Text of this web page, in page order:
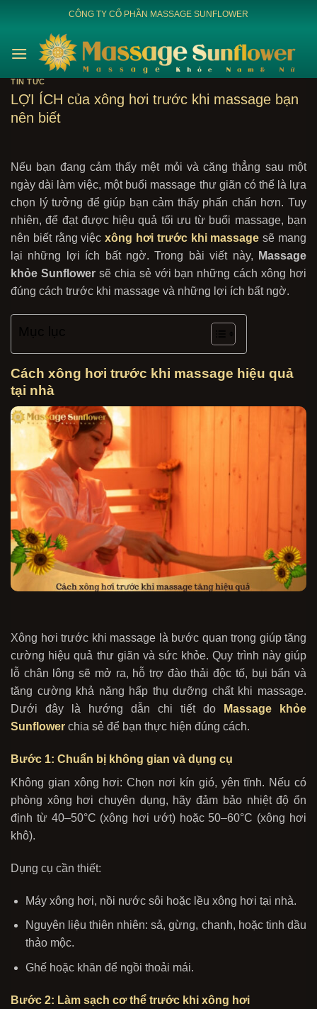
dung
CÔNG TY CỔ PHẦN MASSAGE SUNFLOWER
TIN TỨC
LỢI ÍCH của xông hơi trước khi massage bạn
nên biết
Nếu bạn đang cảm thấy mệt mỏi và căng thẳng sau một
ngày dài làm việc, một buổi massage thư giãn có thể là lựa
chọn lý tưởng để giúp bạn cảm thấy phấn chấn hơn. Tuy
nhiên, để đạt được hiệu quả tối ưu từ buổi massage, bạn
nên biết rằng việcxông hơi trước khi massage sẽ mang
lại những lợi ích bất ngờ. Trong bài viết này,
Massage
khỏe Sunflowersẽ chia sẻ với bạn những cách xông hơi
đúng cách trước khi massage và những lợi ích bất ngờ.
Cách xông hơi trước khi massage hiệu quả
tại nhà
Xông hơi trước khi massage là bước quan trọng giúp tăng
cường hiệu quả thư giãn và sức khỏe. Quy trình này giúp
lỗ chân lông sẽ mở ra, hỗ trợ đào thải độc tố, bụi bẩn và
tăng cường khả năng hấp thụ dưỡng chất khi massage.
Dưới đây là hướng dẫn chi tiết do
Massage khỏe
Sunflower chia sẻ để bạn thực hiện đúng cách.
Bước 1: Chuẩn bị không gian và dụng cụ
Không gian xông hơi: Chọn nơi kín gió, yên tĩnh. Nếu có
phòng xông hơi chuyên dụng, hãy đảm bảo nhiệt độ ổn
định từ 40–50°C (xông hơi ướt) hoặc 50–60°C (xông hơi
khô).
Dụng cụ cần thiết:
Máy xông hơi, nồi nước sôi hoặc lều xông hơi tại nhà.
Nguyên liệu thiên nhiên: sả, gừng, chanh, hoặc tinh dầu
thảo mộc.
Ghế hoặc khăn để ngồi thoải mái.
Bước 2: Làm sạch cơ thể trước khi xông hơi